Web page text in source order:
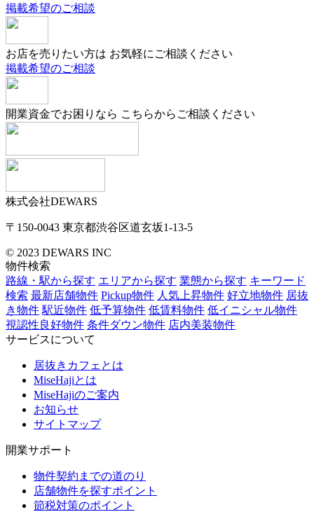
掲載希望のご相談
お店を売りたい方は お気軽にご相談ください
掲載希望のご相談
開業資金でお困りなら こちらからご相談ください
株式会社DEWARS
〒150-0043 東京都渋谷区道玄坂1-13-5
© 2023 DEWARS INC
物件検索
路線・駅から探す エリアから探す 業態から探す キーワード
検索 最新店舗物件 Pickup物件 人気上昇物件 好立地物件 居抜
き物件 駅近物件 低予算物件 低賃料物件 低イニシャル物件
視認性良好物件 条件ダウン物件 店内美装物件
サービスについて
居抜きカフェとは
MiseHajiとは
MiseHajiのご案内
お知らせ
サイトマップ
開業サポート
物件契約までの道のり
店舗物件を探すポイント
節税対策のポイント